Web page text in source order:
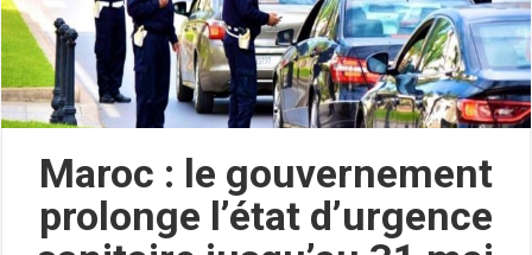
Maroc : le gouvernement
prolonge l’état d’urgence